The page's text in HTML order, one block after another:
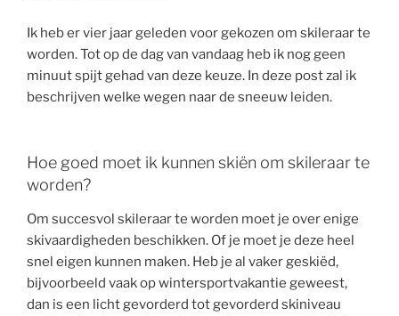
Ik heb er vier jaar geleden voor gekozen om skileraar te
worden. Tot op de dag van vandaag heb ik nog geen
minuut spijt gehad van deze keuze. In deze post zal ik
beschrijven welke wegen naar de sneeuw leiden.
Hoe goed moet ik kunnen skiën om skileraar te
worden?
Om succesvol skileraar te worden moet je over enige
skivaardigheden beschikken. Of je moet je deze heel
snel eigen kunnen maken. Heb je al vaker geskiëd,
bijvoorbeeld vaak op wintersportvakantie geweest,
dan is een licht gevorderd tot gevorderd skiniveau